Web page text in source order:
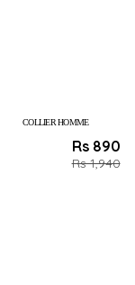
COLLIER HOMME
Rs 890
Rs 1,940